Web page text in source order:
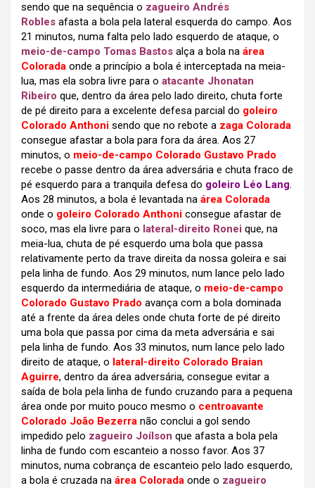
sendo que na sequência o zagueiro Andrés
Robles afasta a bola pela lateral esquerda do campo. Aos
21 minutos, numa falta pelo lado esquerdo de ataque, o
meio-de-campo Tomas Bastos alça a bola na área
Colorada onde a princípio a bola é interceptada na meia-
lua, mas ela sobra livre para o atacante Jhonatan
Ribeiro que, dentro da área pelo lado direito, chuta forte
de pé direito para a excelente defesa parcial do goleiro
Colorado Anthoni sendo que no rebote a zaga Colorada
consegue afastar a bola para fora da área. Aos 27
minutos, o meio-de-campo Colorado Gustavo Prado
recebe o passe dentro da área adversária e chuta fraco de
pé esquerdo para a tranquila defesa do goleiro Léo Lang.
Aos 28 minutos, a bola é levantada na área Colorada
onde o goleiro Colorado Anthoni consegue afastar de
soco, mas ela livre para o lateral-direito Ronei que, na
meia-lua, chuta de pé esquerdo uma bola que passa
relativamente perto da trave direita da nossa goleira e sai
pela linha de fundo. Aos 29 minutos, num lance pelo lado
esquerdo da intermediária de ataque, o meio-de-campo
Colorado Gustavo Prado avança com a bola dominada
até a frente da área deles onde chuta forte de pé direito
uma bola que passa por cima da meta adversária e sai
pela linha de fundo. Aos 33 minutos, num lance pelo lado
direito de ataque, o lateral-direito Colorado Braian
Aguirre, dentro da área adversária, consegue evitar a
saída de bola pela linha de fundo cruzando para a pequena
área onde por muito pouco mesmo o centroavante
Colorado João Bezerra não conclui a gol sendo
impedido pelo zagueiro Joílson que afasta a bola pela
linha de fundo com escanteio a nosso favor. Aos 37
minutos, numa cobrança de escanteio pelo lado esquerdo,
a bola é cruzada na área Colorada onde o zagueiro